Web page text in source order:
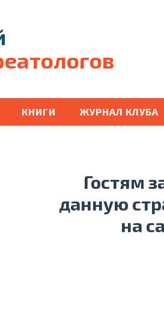
КНИГИ ЖУРНАЛ КЛУБА
Гостям
данную
на